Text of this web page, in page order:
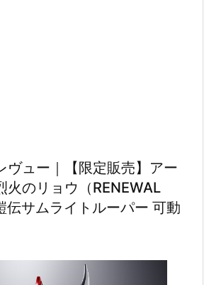
ヴュー｜【限定販売】アー
火のリョウ（RENEWAL
伝サムライトルーパー 可動